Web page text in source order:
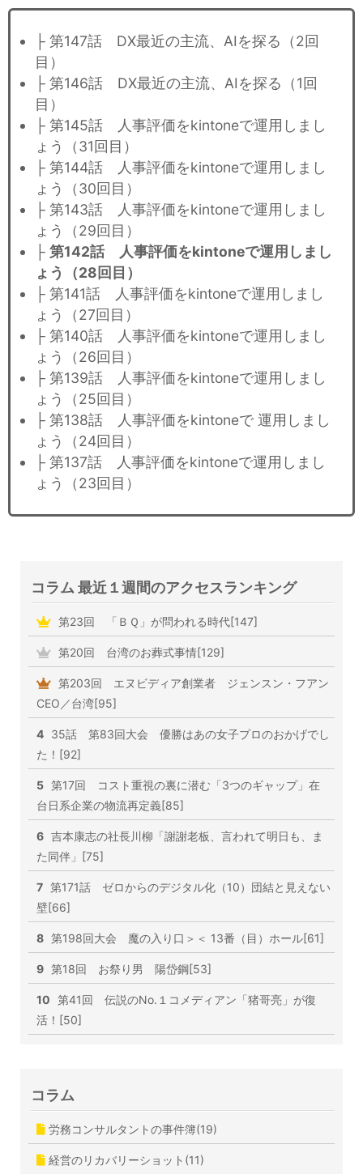
├ 第147話 DX最近の主流、AIを探る（2回
目）
├ 第146話 DX最近の主流、AIを探る（1回
目）
├ 第145話 人事評価をkintoneで運用しまし
ょう（31回目）
├ 第144話 人事評価をkintoneで運用しまし
ょう（30回目）
├ 第143話 人事評価をkintoneで運用しまし
ょう（29回目）
├ 第142話 人事評価をkintoneで運用しまし
ょう（28回目）
├ 第141話 人事評価をkintoneで運用しまし
ょう（27回目）
├ 第140話 人事評価をkintoneで運用しまし
ょう（26回目）
├ 第139話 人事評価をkintoneで運用しまし
ょう（25回目）
├ 第138話 人事評価をkintoneで 運用しまし
ょう（24回目）
├ 第137話 人事評価をkintoneで運用しまし
ょう（23回目）
コラム 最近１週間のアクセスランキング
第23回 「ＢＱ」が問われる時代[147]
第20回 台湾のお葬式事情[129]
第203回 エヌビディア創業者 ジェンスン・フアン
CEO／台湾[95]
4 35話 第83回大会 優勝はあの女子プロのおかげでし
た！[92]
5 第17回 コスト重視の裏に潜む「3つのギャップ」在
台日系企業の物流再定義[85]
6 吉本康志の社長川柳「謝謝老板、言われて明日も、ま
た同伴」[75]
7 第171話 ゼロからのデジタル化（10）団結と見えない
壁[66]
8 第198回大会 魔の入り口＞＜ 13番（目）ホール[61]
9 第18回 お祭り男 陽岱鋼[53]
10 第41回 伝説のNo.１コメディアン「猪哥亮」が復
活！[50]
コラム
労務コンサルタントの事件簿(19)
経営のリカバリーショット(11)